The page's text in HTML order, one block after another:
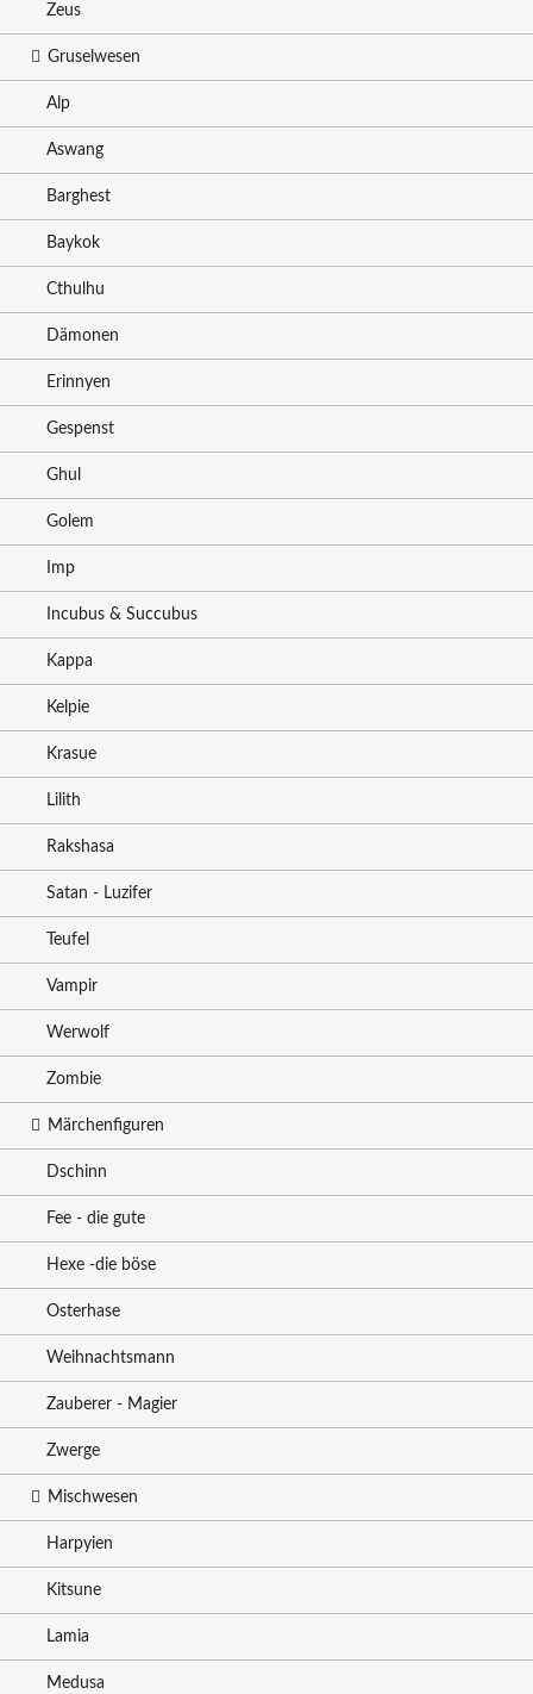
Zeus
Gruselwesen
Alp
Aswang
Barghest
Baykok
Cthulhu
Dämonen
Erinnyen
Gespenst
Ghul
Golem
Imp
Incubus & Succubus
Kappa
Kelpie
Krasue
Lilith
Rakshasa
Satan - Luzifer
Teufel
Vampir
Werwolf
Zombie
Märchenfiguren
Dschinn
Fee - die gute
Hexe -die böse
Osterhase
Weihnachtsmann
Zauberer - Magier
Zwerge
Mischwesen
Harpyien
Kitsune
Lamia
Medusa